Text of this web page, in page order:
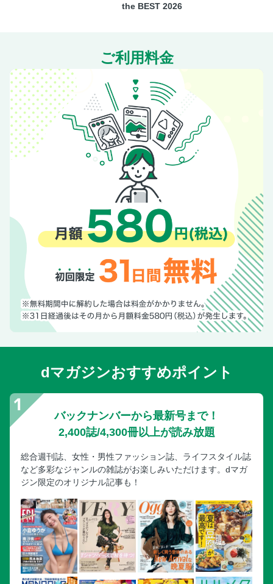
the BEST 2026
ご利用料金
dマガジンおすすめポイント
バックナンバーから最新号まで！
2,400誌/4,300冊以上が読み放題
総合週刊誌、女性・男性ファッション誌、ライフスタイル誌
など多彩なジャンルの雑誌がお楽しみいただけます。dマガ
ジン限定のオリジナル記事も！